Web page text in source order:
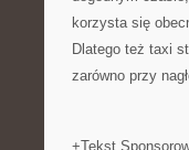
korzysta się
Dlatego też taxi
zarówno przy
+Tekst